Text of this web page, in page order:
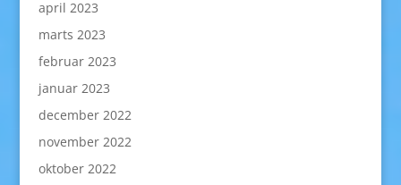
april 2023
marts 2023
februar 2023
januar 2023
december 2022
november 2022
oktober 2022